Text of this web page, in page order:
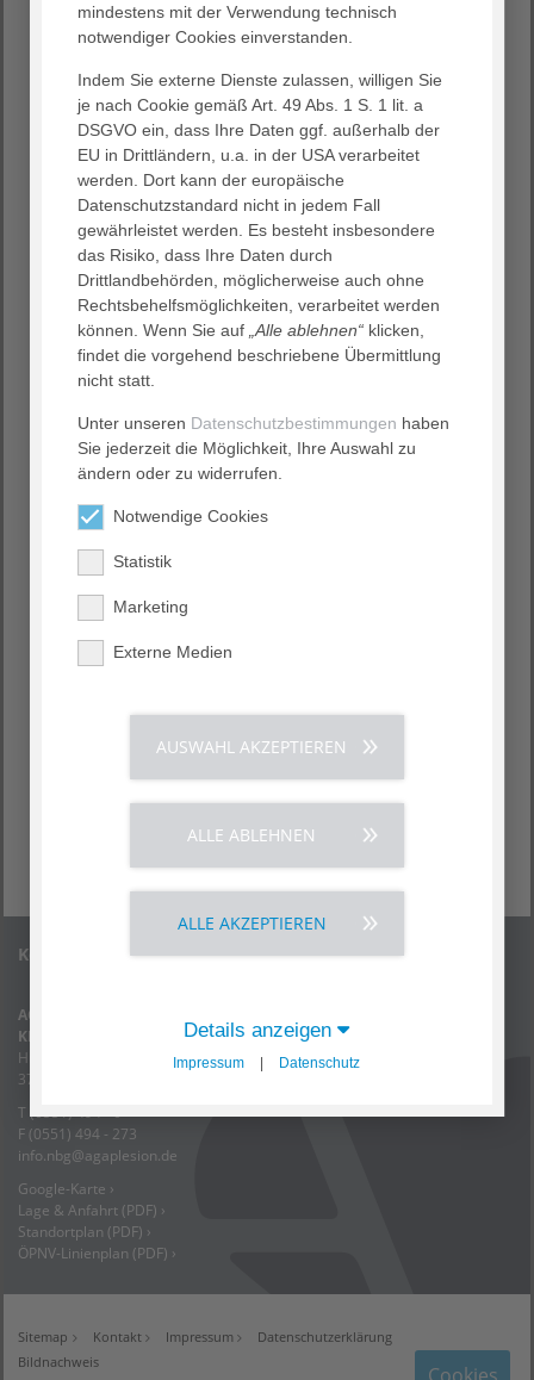
Damit Sie sich während der Schwangerschaft sicher und
geborgen fühlen und sich entspannt auf die Geburt
vorbereiten können, haben Sie die Möglichkeit sich alle 2
Wochen um 18:00 Uhr in gemütlicher Gesprächsrunde
mit Kreißsaalführung durch eine Hebamme und einen
Arzt/Ärztin zu informieren.
Hier erfahren Sie, wie sich die Geburt ankündigt und
abläuft, was Sie aus medizinscher Sicht wissen sollten.
Gern können Sie alle Fragen stellen, die Ihnen auf dem
Herzen liegen.
Ort: Geburtsvorbereitungsraum, Humboldtallee 6
(erreichbar über den Fahrstuhl, 3. Etage)
Eine Anmeldung ist nicht nötig.
Kontakt
AGAPLESION
KRANKENHAUS NEU BETHLEHEM
Humboldtallee 8
37073 Göttingen
T (0551) 494 - 0
F (0551) 494 - 273
info.nbg@agaplesion.de
Google-Karte ›
Lage & Anfahrt (PDF) ›
Standortplan (PDF) ›
ÖPNV-Linienplan (PDF) ›
Sitemap Kontakt Impressum
Datenschutzerklärung
Bildnachweis
mindestens mit der Verwendung technisch
notwendiger Cookies einverstanden.
Indem Sie externe Dienste zulassen, willigen Sie
je nach Cookie gemäß Art. 49 Abs. 1 S. 1 lit. a
DSGVO ein, dass Ihre Daten ggf. außerhalb der
EU in Drittländern, u.a. in der USA verarbeitet
werden. Dort kann der europäische
Datenschutzstandard nicht in jedem Fall
gewährleistet werden. Es besteht insbesondere
das Risiko, dass Ihre Daten durch
Drittlandbehörden, möglicherweise auch ohne
Rechtsbehelfsmöglichkeiten, verarbeitet werden
können. Wenn Sie auf „Alle ablehnen“ klicken,
findet die vorgehend beschriebene Übermittlung
nicht statt.
Unter unseren Datenschutzbestimmungen haben
Sie jederzeit die Möglichkeit, Ihre Auswahl zu
ändern oder zu widerrufen.
Notwendige Cookies
Statistik
Marketing
Externe Medien
AUSWAHL AKZEPTIEREN
ALLE ABLEHNEN
ALLE AKZEPTIEREN
Details anzeigen
Impressum | Datenschutz